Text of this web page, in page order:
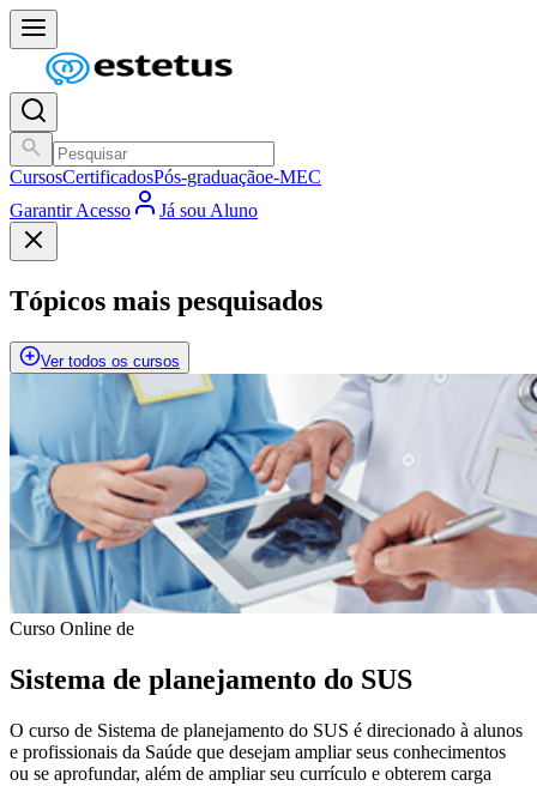
CursosCertificadosPós-graduaçãoe-MEC
Garantir Acesso
Já sou Aluno
Tópicos mais pesquisados
Ver todos os cursos
Curso Online de
Sistema de planejamento do SUS
O curso de Sistema de planejamento do SUS é direcionado à alunos
e profissionais da Saúde que desejam ampliar seus conhecimentos
ou se aprofundar, além de ampliar seu currículo e obterem carga